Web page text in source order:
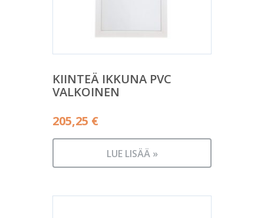
KIINTEÄ IKKUNA PVC
VALKOINEN
205,25 €
LUE LISÄÄ »